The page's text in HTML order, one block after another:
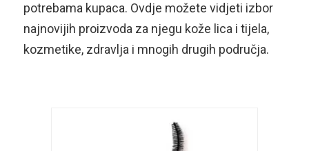
potrebama kupaca. Ovdje možete vidjeti izbor
najnovijih proizvoda za njegu kože lica i tijela,
kozmetike, zdravlja i mnogih drugih područja.